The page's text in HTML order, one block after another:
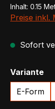
Inhalt: 0.15
Preise inkl.
Sofort
Variante
E-Form